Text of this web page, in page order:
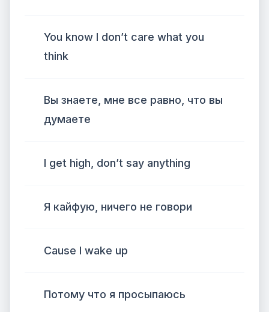
You know I don’t care what you
think
Вы знаете, мне все равно, что вы
думаете
I get high, don’t say anything
Я кайфую, ничего не говори
Cause I wake up
Потому что я просыпаюсь